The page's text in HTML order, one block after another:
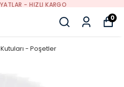
- HIZLI KARGO
0
- Poşetler